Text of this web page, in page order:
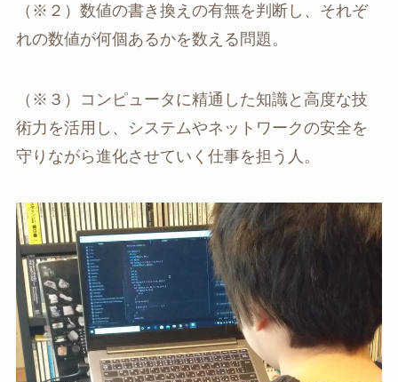
（※２）数値の書き換えの有無を判断し、それぞ
れの数値が何個あるかを数える問題。
（※３）コンピュータに精通した知識と高度な技
術力を活用し、システムやネットワークの安全を
守りながら進化させていく仕事を担う人。